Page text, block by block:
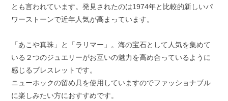
とも言われています。発見されたのは1974年と比較的新しいパ
ワーストーンで近年人気が高まっています。
「あこや真珠」と「ラリマー」。海の宝石として人気を集めて
いる２つのジュエリーがお互いの魅力を高め合っているように
感じるブレスレットです。
ニューホックの留め具を使用していますのでファッショナブル
に楽しみたい方におすすめです。